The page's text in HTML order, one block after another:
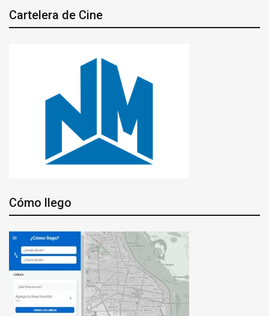
Cartelera de Cine
Cómo llego